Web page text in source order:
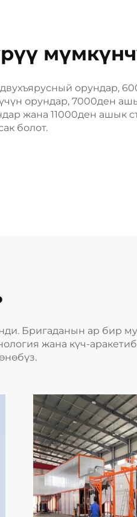
орундар,
орундар, 7000ден
жана 11000ден ашык
болот.
Бригаданын ар бир
жана күч-